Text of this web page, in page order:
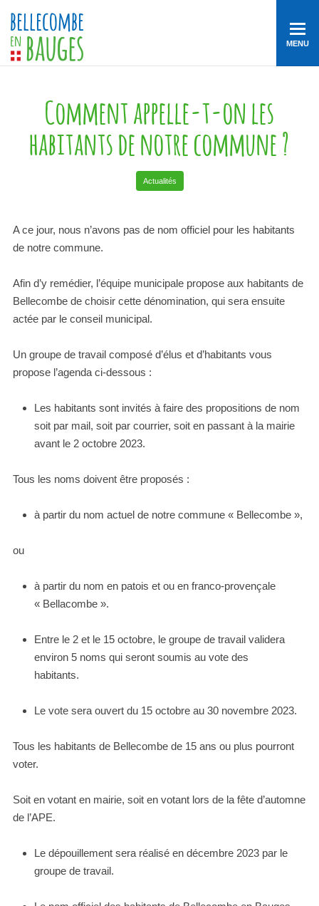
MENU
Comment appelle-t-on les
habitants de notre commune ?
Actualités
A ce jour, nous n’avons pas de nom officiel pour les habitants
de notre commune.
Afin d’y remédier, l’équipe municipale propose aux habitants de
Bellecombe de choisir cette dénomination, qui sera ensuite
actée par le conseil municipal.
Un groupe de travail composé d’élus et d’habitants vous
propose l’agenda ci-dessous :
Les habitants sont invités à faire des propositions de nom
soit par mail, soit par courrier, soit en passant à la mairie
avant le 2 octobre 2023.
Tous les noms doivent être proposés :
à partir du nom actuel de notre commune « Bellecombe »,
ou
à partir du nom en patois et ou en franco-provençale
« Bellacombe ».
Entre le 2 et le 15 octobre, le groupe de travail validera
environ 5 noms qui seront soumis au vote des
habitants.
Le vote sera ouvert du 15 octobre au 30 novembre 2023.
Tous les habitants de Bellecombe de 15 ans ou plus pourront
voter.
Soit en votant en mairie, soit en votant lors de la fête d’automne
de l’APE.
Le dépouillement sera réalisé en décembre 2023 par le
groupe de travail.